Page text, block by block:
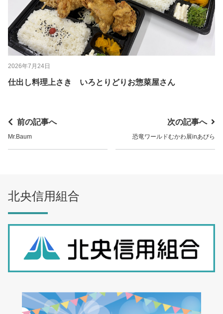
2026年7月24日
仕出し料理上さき いろとりどりお惣菜屋さん
前の記事へ
Mr.Baum
次の記事へ
恐竜ワールドむかわ展inあびら
北央信用組合